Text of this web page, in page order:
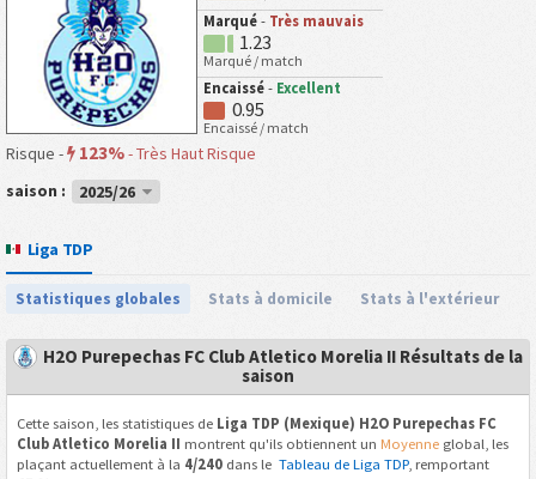
Marqué - Très mauvais
1.23
Marqué / match
Encaissé - Excellent
0.95
Encaissé / match
Risque - 123%-Très Haut Risque
saison :
2025/26
Liga TDP
Statistiques globales Stats à domicile Stats à l'extérieur
H2O Purepechas FC Club Atletico Morelia II Résultats de la
saison
Cette saison, les statistiques de Liga TDP (Mexique) H2O Purepechas FC
Club Atletico Morelia II montrent qu'ils obtiennent un Moyenneglobal, les
plaçant actuellement à la 4/240dans le Tableau de Liga TDP, remportant